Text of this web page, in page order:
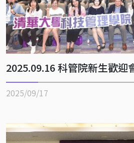
2025.09.16 科管院新生歡迎
2025/09/17